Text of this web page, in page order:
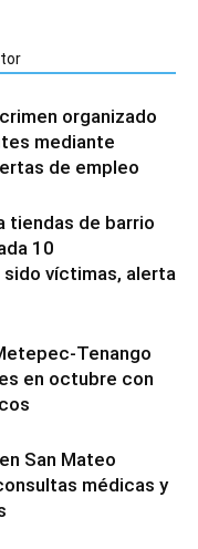
organizado
mediante
de empleo
tiendas de barrio
10
víctimas, alerta
Tenango
en octubre con
San Mateo
médicas y